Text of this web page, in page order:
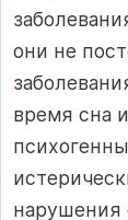
они не
время сна
нарушения